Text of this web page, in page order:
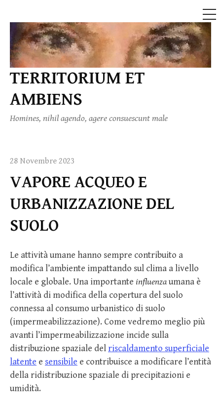
Skip
to
content
TERRITORIUM ET
AMBIENS
Homines, nihil agendo, agere consuescunt male
28 Novembre 2023
VAPORE ACQUEO E
URBANIZZAZIONE DEL
SUOLO
Le attività umane hanno sempre contribuito a
modifica l’ambiente impattando sul clima a livello
locale e globale. Una importante influenzaumana è
l’attività di modifica della copertura del suolo
connessa al consumo urbanistico di suolo
(impermeabilizzazione). Come vedremo meglio più
avanti l’impermeabilizzazione incide sulla
distribuzione spaziale del riscaldamento superficiale
latente e sensibile e contribuisce a modificare l’entità
della ridistribuzione spaziale di precipitazioni e
umidità.